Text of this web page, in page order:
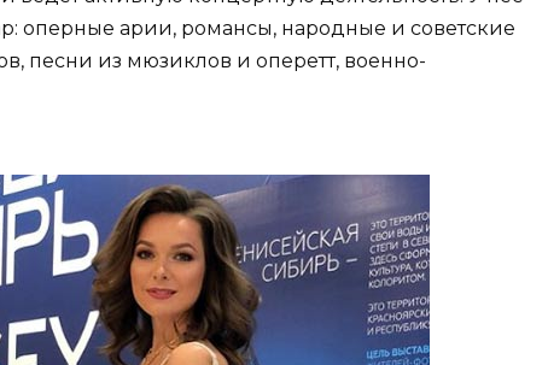
оперные арии, романсы, народные и советские
песни из мюзиклов и оперетт, военно-